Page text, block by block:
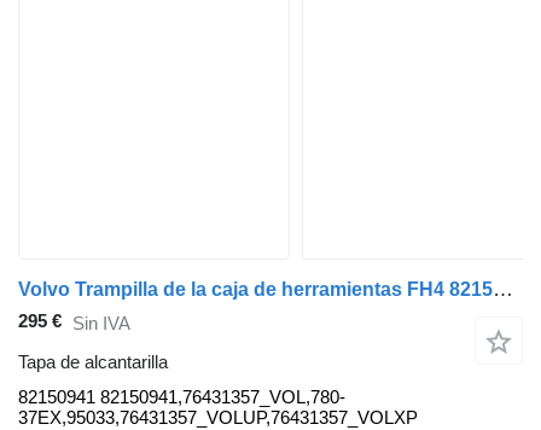
Volvo Trampilla de la caja de herramientas FH4 82150941 tapa de alcantarilla para Volvo FH4 camión
295 € Sin IVA
Tapa de alcantarilla
82150941 82150941,76431357_VOL,780-
37EX,95033,76431357_VOLUP,76431357_VOLXP